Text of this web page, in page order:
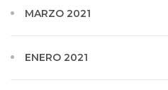
MARZO 2021
ENERO 2021